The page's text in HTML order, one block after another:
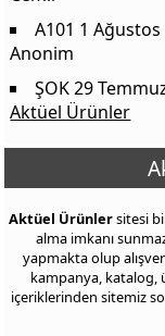
A101 1
Anonim
ŞOK 29
Aktüel Ürünler
Aktüel Ürünlersitesi
alma imkanı
yapmakta olup
kampanya, katalog,
içeriklerinden sitemiz